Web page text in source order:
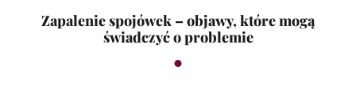
Zapalenie spojówek – objawy, które mogą
świadczyć o problemie